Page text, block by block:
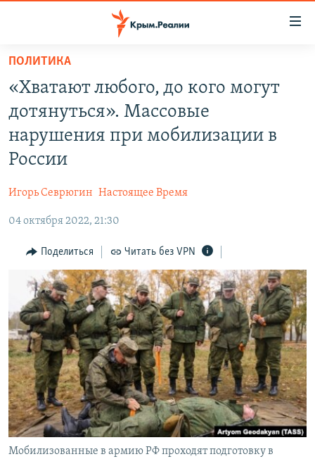
Вернуться
основному
содержанию
главной
Вернутся
ИСТОРИЯ
ИНТЕРАКТИВ
ИНФОГРАФИКА
ТЕЛЕПРОЕКТ КРЫМ.РЕАЛИИ
СОВЕТЫ ПРАВОЗАЩИТНИКОВ
ПРОПАВШИЕ БЕЗ ВЕСТИ
ПОБЕДИТЕЛЕЙ НЕ СУДЯТ?
КРЫМ.НЕПОКОРЕННЫЙ
ELIFBE
УКРАИНСКАЯ ПРОБЛЕМА КРЫМА
РАДІО СВОБОДА
КАК ОБОЙТИ БЛОКИРОВКУ
Qırımtatar
ПРИСОЕДИНЯЙТЕСЬ!
Все сайты RFE/RL
ПОЛИТИКА
«Хватают любого, до кого могут
дотянуться». Массовые
нарушения при мобилизации в
России
Игорь Севрюгин Настоящее Время
04 октября 2022, 21:30
Поделиться Читать без VPN
Мобилизованные в армию РФ проходят подготовку в